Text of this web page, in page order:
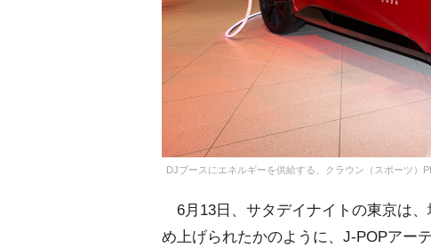
DJブースにエネルギーを供給する、クラウン（スポーツ）
6月13日、サタデイナイトの東京は
め上げられたかのように、J-POPアー